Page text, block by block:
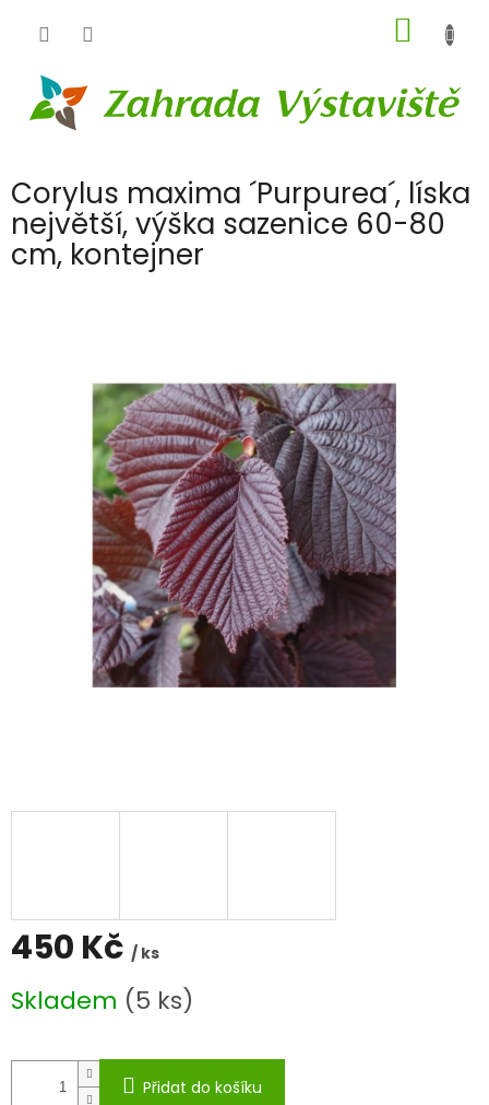
KOŠÍK
Corylus maxima ´Purpurea´, líska
největší, výška sazenice 60-80
cm, kontejner
450 Kč / ks
cena:
Skladem (5 ks)
Přidat do košíku